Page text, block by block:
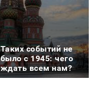
Таких событий не
было с 1945: чего
ждать всем нам?